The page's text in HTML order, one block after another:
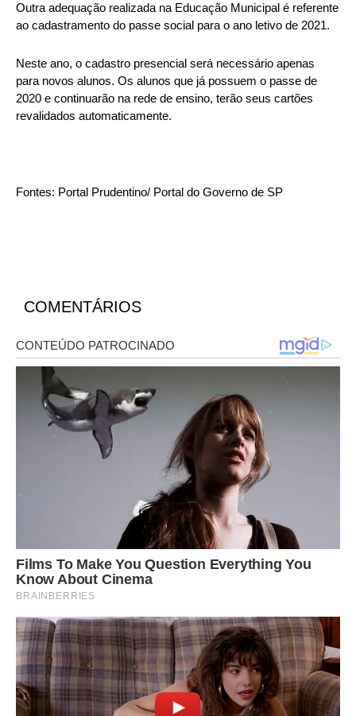
Outra adequação realizada na Educação Municipal é referente
ao cadastramento do passe social para o ano letivo de 2021.
Neste ano, o cadastro presencial será necessário apenas
para novos alunos. Os alunos que já possuem o passe de
2020 e continuarão na rede de ensino, terão seus cartões
revalidados automaticamente.
Fontes: Portal Prudentino/ Portal do Governo de SP
COMENTÁRIOS